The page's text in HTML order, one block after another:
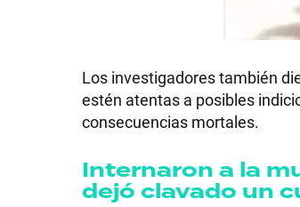
Los investigadores también
estén atentas a posibles
consecuencias mortales.
Internaron a la
dejó clavado un